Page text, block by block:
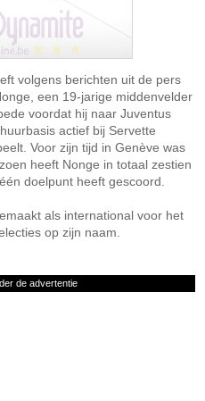
volgens berichten uit de pers
een 19-jarige middenvelder
voordat hij naar Juventus
actief bij Servette
Voor zijn tijd in Genève was
heeft Nonge in totaal zestien
doelpunt heeft gescoord.
als international voor het
op zijn naam.
de advertentie